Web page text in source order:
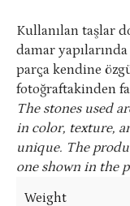
Kullanılan taşlar
damar
parça kendine
fotoğraftakinden
The stones used
in color, texture,
unique. The
one shown in the
Weight